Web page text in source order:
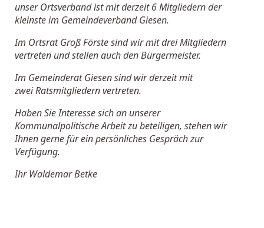
unser Ortsverband ist mit derzeit 6 Mitgliedern der
kleinsteim Gemeindeverband Giesen.
Im Ortsrat Groß Förste sind wir mit drei Mitgliedern
vertreten und stellen auch den Bürgermeister.
Im Gemeinderat Giesen sind wir derzeit mit
zweiRatsmitgliedern vertreten.
Haben Sie Interesse sich an unserer
KommunalpolitischeArbeit zu beteiligen, stehen wir
Ihnen gerne für ein persönliches Gespräch zur
Verfügung.
Ihr Waldemar Betke